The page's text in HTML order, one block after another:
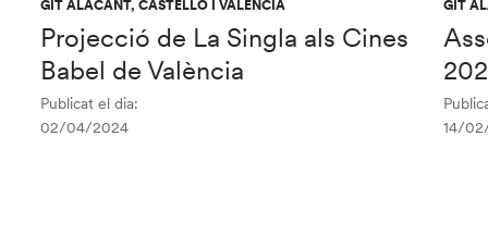
GIT ALACANT, CASTELLÓ I VALÈNCIA
Projecció de La Singla als Cines
Babel de València
Publicat el dia:
02/04/2024
GIT
14/